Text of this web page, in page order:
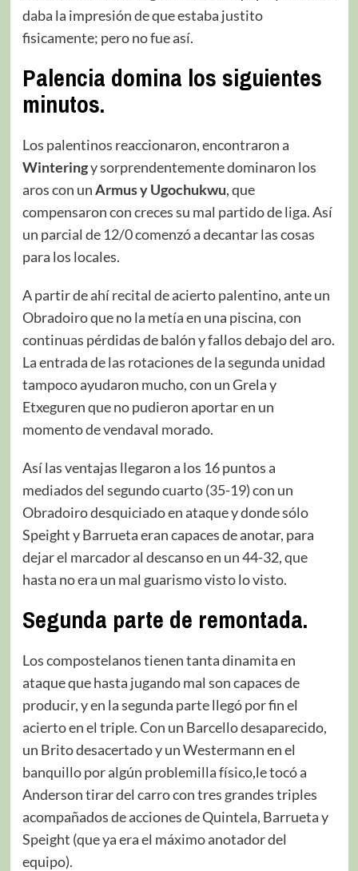
daba la impresión de que estaba justito
fisicamente; pero no fue así.
Palencia domina los siguientes
minutos.
Los palentinos reaccionaron, encontraron a
Winteringy sorprendentemente dominaron los
aros con unArmus y Ugochukwu, que
compensaron con creces su mal partido de liga. Así
un parcial de 12/0 comenzó a decantar las cosas
para los locales.
A partir de ahí recital de acierto palentino, ante un
Obradoiro que no la metía en una piscina, con
continuas pérdidas de balón y fallos debajo del aro.
La entrada de las rotaciones de la segunda unidad
tampoco ayudaron mucho, con un Grela y
Etxeguren que no pudieron aportar en un
momento de vendaval morado.
Así las ventajas llegaron a los 16 puntos a
mediados del segundo cuarto (35-19) con un
Obradoiro desquiciado en ataque y donde sólo
Speight y Barrueta eran capaces de anotar, para
dejar el marcador al descanso en un 44-32, que
hasta no era un mal guarismo visto lo visto.
Segunda parte de remontada.
Los compostelanos tienen tanta dinamita en
ataque que hasta jugando mal son capaces de
producir, y en la segunda parte llegó por fin el
acierto en el triple. Con un Barcello desaparecido,
un Brito desacertado y un Westermann en el
banquillo por algún problemilla físico,le tocó a
Anderson tirar del carro con tres grandes triples
acompañados de acciones de Quintela, Barrueta y
Speight (que ya era el máximo anotador del
equipo).